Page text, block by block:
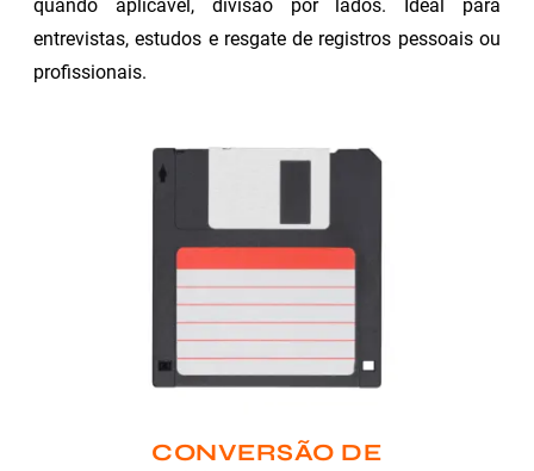
quando aplicável, divisão por lados. Ideal para
entrevistas, estudos e resgate de registros pessoais ou
profissionais.
CONVERSÃO DE